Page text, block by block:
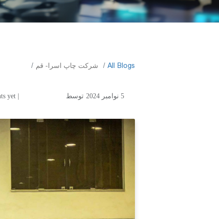
All Blogs شرکت چاپ اسرا- قم
شرکت چاپ اسرا-
5 نوامبر 2024 توسط